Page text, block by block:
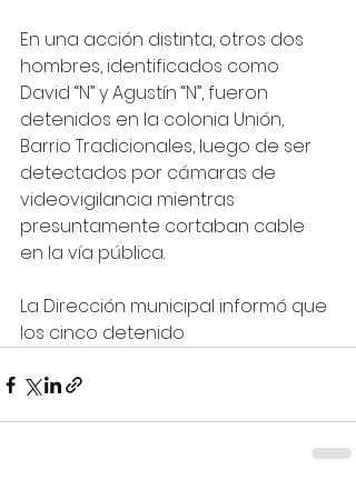
En una acción distinta, otros dos
hombres, identificados como
David “N” y Agustín “N”, fueron
detenidos en la colonia Unión,
Barrio Tradicionales, luego de ser
detectados por cámaras de
videovigilancia mientras
presuntamente cortaban cable
en la vía pública.
La Dirección municipal informó que
los cinco detenido